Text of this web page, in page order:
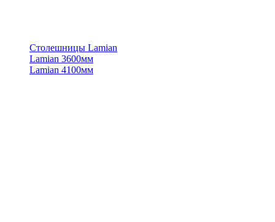
Столешницы Lamian
Lamian 3600мм
Lamian 4100мм